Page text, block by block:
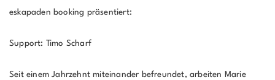
eskapaden booking präsentiert:
Support: Timo Scharf
Seit einem Jahrzehnt miteinander befreundet, arbeiten Marie